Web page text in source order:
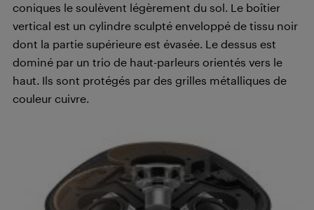
coniques le soulèvent légèrement du sol. Le boîtier
vertical est un cylindre sculpté enveloppé de tissu noir
dont la partie supérieure est évasée. Le dessus est
dominé par un trio de haut-parleurs orientés vers le
haut. Ils sont protégés par des grilles métalliques de
couleur cuivre.